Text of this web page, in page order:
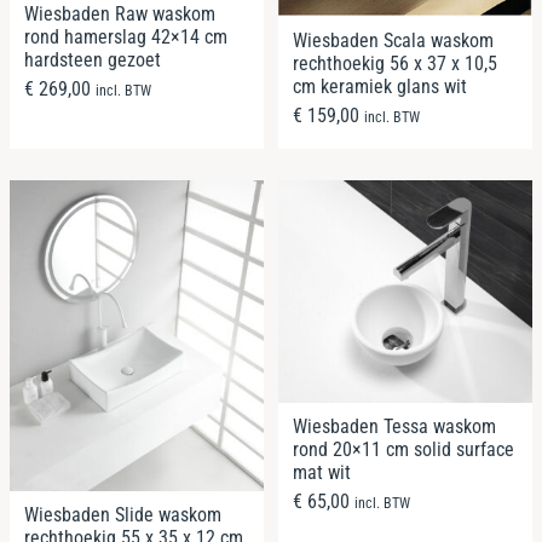
Wiesbaden Raw waskom
rond hamerslag 42×14 cm
hardsteen gezoet
€ 269,00 incl. BTW
Wiesbaden Scala waskom
rechthoekig 56 x 37 x 10,5
cm keramiek glans wit
€ 159,00 incl. BTW
Wiesbaden Slide waskom
Wiesbaden Tessa waskom
rond 20×11 cm solid surface
mat wit
€ 65,00 incl. BTW